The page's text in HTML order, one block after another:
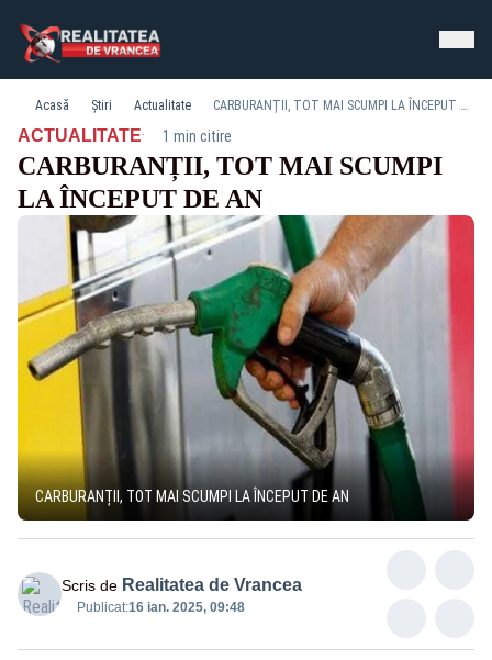
Acasă Știri Actualitate CARBURANȚII, TOT MAI SCUMPI LA ÎNCEPUT DE AN
ACTUALITATE· 1 min citire
CARBURANȚII, TOT MAI SCUMPI
LA ÎNCEPUT DE AN
CARBURANȚII, TOT MAI SCUMPI LA ÎNCEPUT DE AN
Scris de Realitatea de Vrancea
Publicat:16 ian. 2025, 09:48